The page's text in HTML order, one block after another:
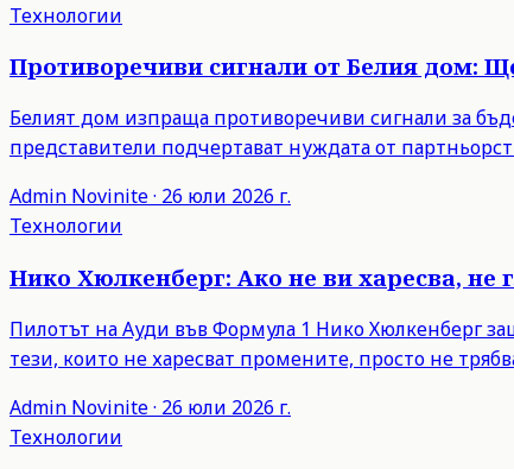
Технологии
Противоречиви сигнали от Белия дом:
Белият дом изпраща противоречиви сигнали за
представители подчертават нуждата от
Admin Novinite· 26 юли 2026 г.
Технологии
Нико Хюлкенберг: Ако не ви харесва, не
Пилотът на Ауди във Формула 1 Нико Хюлкенберг
тези, които не харесват промените, просто не
Admin Novinite· 26 юли 2026 г.
Технологии